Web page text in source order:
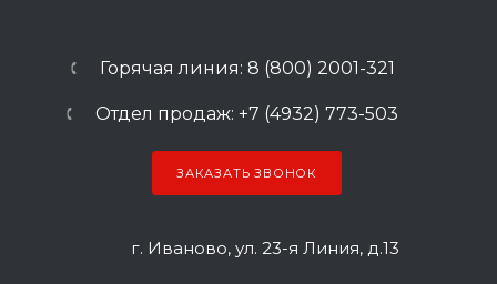
Горячая линия: 8 (800) 2001-321
Отдел продаж: +7 (4932) 773-503
ЗАКАЗАТЬ ЗВОНОК
г. Иваново, ул. 23-я Линия, д.13